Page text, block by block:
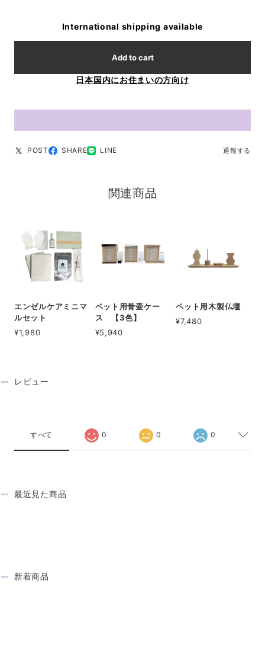
International shipping available
Add to cart
日本国内にお住まいの方向け
POST SHARE LINE 通報する
関連商品
エンゼルケアミニマ
ルセット
¥1,980
ペット用骨壷ケー
ス 【3色】
¥5,940
ペット用木製仏壇
¥7,480
レビュー
すべて 0 0 0
最近見た商品
新着商品